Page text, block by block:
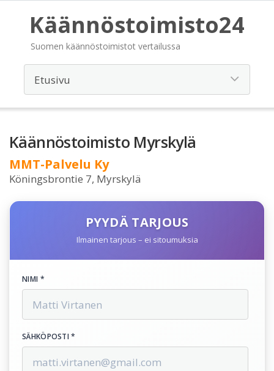
Käännöstoimisto24
Suomen käännöstoimistot vertailussa
Käännöstoimisto Myrskylä
MMT-Palvelu Ky
Köningsbrontie 7, Myrskylä
PYYDÄ TARJOUS
Ilmainen tarjous – ei sitoumuksia
NIMI *
SÄHKÖPOSTI *